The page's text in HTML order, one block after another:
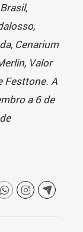
Cenarium
Valor
Festtone. A
a 6 de